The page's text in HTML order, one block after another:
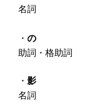
名詞
・ の
助詞・格助詞
・ 影
名詞